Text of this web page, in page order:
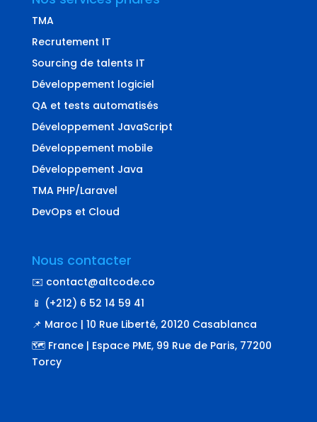
TMA
Recrutement IT
Sourcing de talents IT
Développement logiciel
QA et tests automatisés
Développement JavaScript
Développement mobile
Développement Java
TMA PHP/Laravel
DevOps et Cloud
Nous contacter
✉️ contact@altcode.co
📱 (+212) 6 52 14 59 41
📌 Maroc | 10 Rue Liberté, 20120 Casablanca
🗺️ France | Espace PME, 99 Rue de Paris, 77200
Torcy